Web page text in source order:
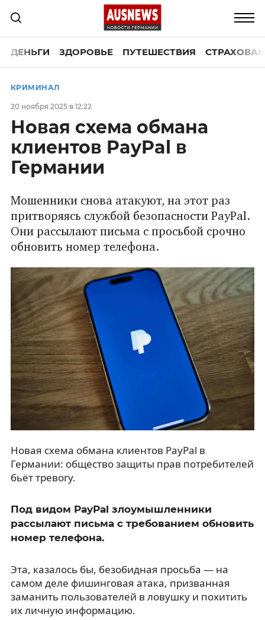
ДЕНЬГИ ЗДОРОВЬЕ ПУТЕШЕСТВИЯ
КРИМИНАЛ
20 ноября 2025 в 12:22
Новая схема обмана
клиентов PayPal в
Германии
Мошенники снова атакуют, на этот раз
притворяясь службой безопасности PayPal.
Они рассылают письма с просьбой срочно
обновить номер телефона.
Новая схема обмана клиентов PayPal в
Германии: общество защиты прав потребителей
бьёт тревогу.
Под видом PayPal злоумышленники
рассылают письма с требованием обновить
номер телефона.
Эта, казалось бы, безобидная просьба — на
самом деле фишинговая атака, призванная
заманить пользователей в ловушку и похитить
их личную информацию.